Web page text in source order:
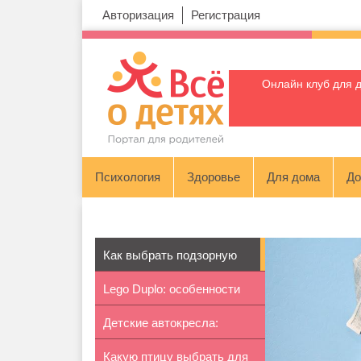
Авторизация Регистрация
Онлайн клуб для
Психология Здоровье Для дома
Как выбрать подзорную
трубу для...
Lego Duplo: особенности
серии
Детские автокресла:
группа 2
Какую птицу выбрать для